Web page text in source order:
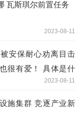
瓦斯琪尔前置任务
2023-08-11
安保耐心劝离目击
很有爱！ 具体是什
2023-08-11
施集群 竞逐产业新